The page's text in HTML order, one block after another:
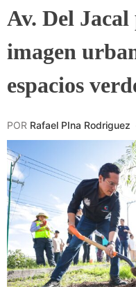
Av. Del
imagen
espacios
POR Rafael PIna Rodriguez